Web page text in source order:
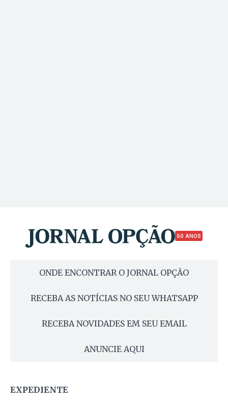
50 ANOS
ONDE ENCONTRAR O JORNAL OPÇÃO
RECEBA AS NOTÍCIAS NO SEU WHATSAPP
RECEBA NOVIDADES EM SEU EMAIL
ANUNCIE AQUI
EXPEDIENTE